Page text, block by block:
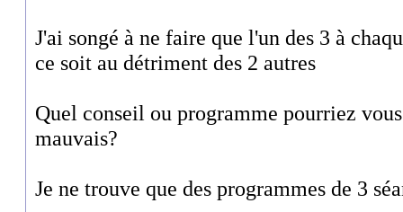
J'ai songé à ne faire que l'un des 3 à
ce soit au détriment des 2 autres
Quel conseil ou programme pourriez
mauvais?
Je ne trouve que des programmes de 3